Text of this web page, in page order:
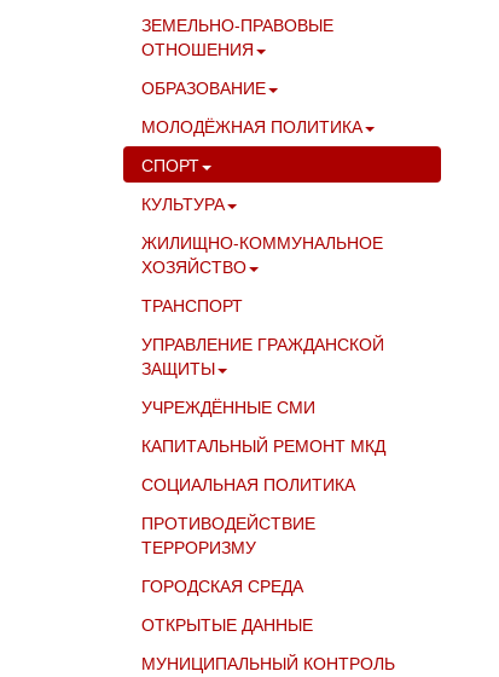
ЗЕМЕЛЬНО-ПРАВОВЫЕ
ОТНОШЕНИЯ
ОБРАЗОВАНИЕ
МОЛОДЁЖНАЯ ПОЛИТИКА
СПОРТ
КУЛЬТУРА
ЖИЛИЩНО-КОММУНАЛЬНОЕ
ХОЗЯЙСТВО
ТРАНСПОРТ
УПРАВЛЕНИЕ ГРАЖДАНСКОЙ
ЗАЩИТЫ
УЧРЕЖДЁННЫЕ СМИ
КАПИТАЛЬНЫЙ РЕМОНТ МКД
СОЦИАЛЬНАЯ ПОЛИТИКА
ПРОТИВОДЕЙСТВИЕ
ТЕРРОРИЗМУ
ГОРОДСКАЯ СРЕДА
ОТКРЫТЫЕ ДАННЫЕ
МУНИЦИПАЛЬНЫЙ КОНТРОЛЬ